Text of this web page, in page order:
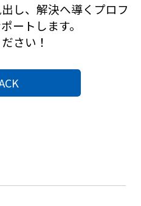
し、解決へ導くプロフ
ートします。
さい！